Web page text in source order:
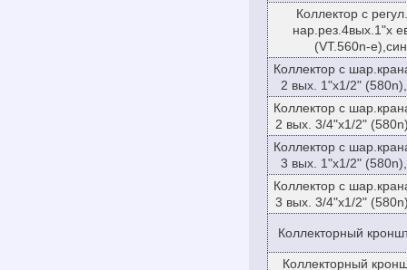
Коллектор с
нар.рез.4вых.1"х
(VT.560n-
Коллектор с
2 вых. 1"х1/2"
Коллектор с
2 вых. 3/4"х1/2"
Коллектор с
3 вых. 1"х1/2"
Коллектор с
3 вых. 3/4"х1/2"
Коллекторный
Коллекторный